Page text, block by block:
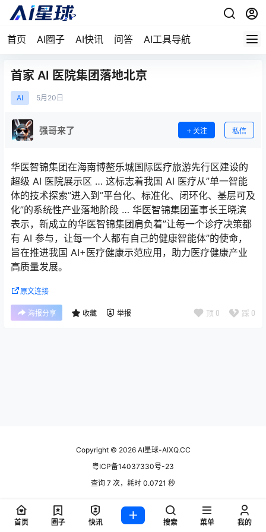
首页 AI圈子 AI快讯 问答 AI工具导航
首家 AI 医院集团落地北京
AI 5月 20日
强哥来了 关注 私信
华医智锦集团在海南博鳌乐城国际医疗旅游先行区建设的
超级 AI 医院展示区 … 这标志着我国 AI 医疗从”单一智能
体的技术探索”进入到”平台化、标准化、闭环化、基层可及
化”的系统性产业落地阶段 … 华医智锦集团董事长王晓滨
表示，新成立的华医智锦集团肩负着”让每一个诊疗决策都
有 AI 参与，让每一个人都有自己的健康智能体”的使命，
旨在推进我国 AI+医疗健康示范应用，助力医疗健康产业
高质量发展。
原文连接
海报分享 收藏 举报 顶 0 踩 0
Copyright © 2026AI星球-AIXQ.CC
粤ICP备14037330号-23
查询 7 次，耗时 0.0721 秒
首页 圈子 快讯 搜索 菜单 我的